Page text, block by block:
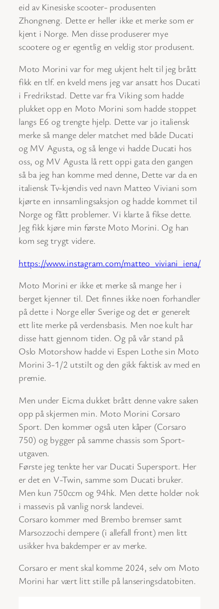
eid av Kinesiske scooter- produsenten
Zhongneng. Dette er heller ikke et merke som er
kjent i Norge. Men disse produserer mye
scootere og er egentlig en veldig stor produsent.
Moto Morini var for meg ukjent helt til jeg brått
fikk en tlf. en kveld mens jeg var ansatt hos Ducati
i Fredrikstad. Dette var fra Viking som hadde
plukket opp en Moto Morini som hadde stoppet
langs E6 og trengte hjelp. Dette var jo italiensk
merke så mange deler matchet med både Ducati
og MV Agusta, og så lenge vi hadde Ducati hos
oss, og MV Agusta lå rett oppi gata den gangen
så ba jeg han komme med denne, Dette var da en
italiensk Tv-kjendis ved navn Matteo Viviani som
kjørte en innsamlingsaksjon og hadde kommet til
Norge og fått problemer. Vi klarte å fikse dette.
Jeg fikk kjøre min første Moto Morini. Og han
kom seg trygt videre.
https://www.instagram.com/matteo_viviani_iena/
Moto Morini er ikke et merke så mange her i
berget kjenner til. Det finnes ikke noen forhandler
på dette i Norge eller Sverige og det er generelt
ett lite merke på verdensbasis. Men noe kult har
disse hatt gjennom tiden. Og på vår stand på
Oslo Motorshow hadde vi Espen Lothe sin Moto
Morini 3-1/2 utstilt og den gikk faktisk av med en
premie.
Men under Eicma dukket brått denne vakre saken
opp på skjermen min. Moto Morini Corsaro
Sport. Den kommer også uten kåper (Corsaro
750) og bygger på samme chassis som Sport-
utgaven.
Første jeg tenkte her var Ducati Supersport. Her
er det en V-Twin, samme som Ducati bruker.
Men kun 750ccm og 94hk. Men dette holder nok
i massevis på vanlig norsk landevei.
Corsaro kommer med Brembo bremser samt
Marsozzochi dempere (i allefall front) men litt
usikker hva bakdemper er av merke.
Corsaro er ment skal komme 2024, selv om Moto
Morini har vært litt stille på lanseringsdatobiten.